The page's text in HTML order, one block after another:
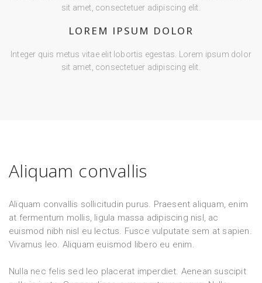
sit amet, consectetuer adipiscing elit.
LOREM IPSUM DOLOR
Integer quis metus vitae elit lobortis egestas. Lorem ipsum dolor
sit amet, consectetuer adipiscing elit.
Aliquam convallis
Aliquam convallis sollicitudin purus. Praesent aliquam, enim
at fermentum mollis, ligula massa adipiscing nisl, ac
euismod nibh nisl eu lectus. Fusce vulputate sem at sapien.
Vivamus leo. Aliquam euismod libero eu enim.
Nulla nec felis sed leo placerat imperdiet. Aenean suscipit